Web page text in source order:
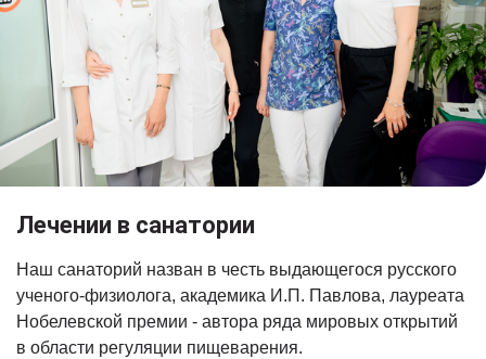
Лечении в санатории
Наш санаторий назван в честь выдающегося русского
ученого-физиолога, академика И.П. Павлова, лауреата
Нобелевской премии - автора ряда мировых открытий
в области регуляции пищеварения.